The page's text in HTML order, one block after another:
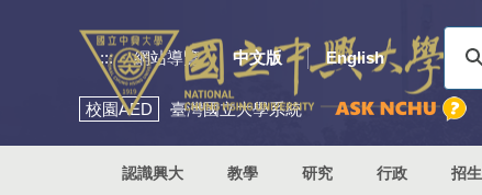
::: 網站導覽 中文版 English
校園AED 臺灣國立大學系統
認識興大 教學 研究 行政 招生